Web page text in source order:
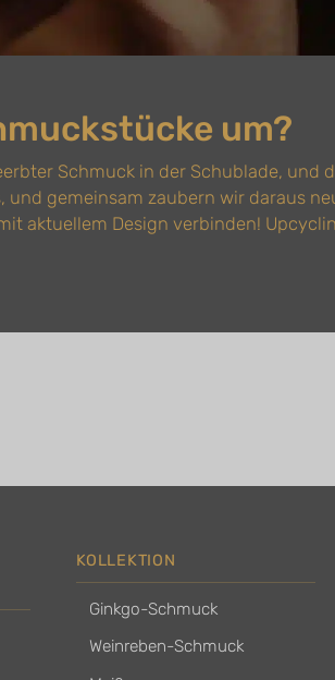
um?
Schmuck in der Schublade, und
und gemeinsam zaubern wir daraus
aktuellem Design verbinden!
KOLLEKTION
Ginkgo-Schmuck
Weinreben-Schmuck